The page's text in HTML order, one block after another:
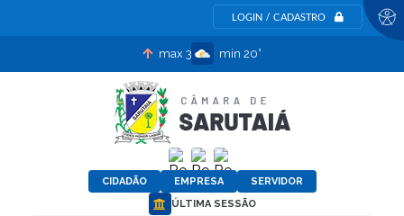
LOGIN / CADASTRO
CIDADÃO EMPRESA
SERVIDOR
ÚLTIMA SESSÃO
max 30° min 20°